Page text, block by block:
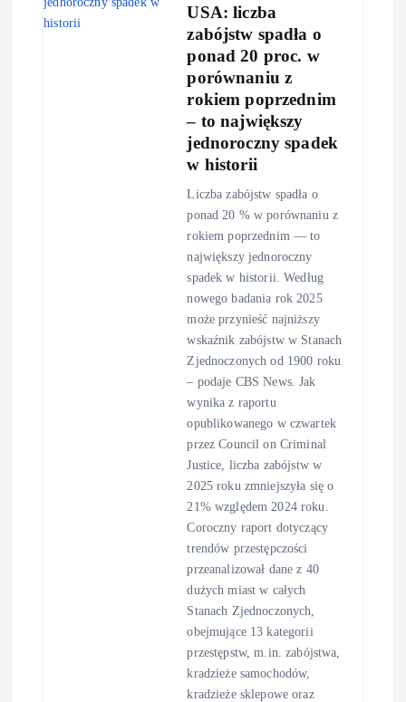
USA: liczba
zabójstw spadła o
ponad 20 proc. w
porównaniu z
rokiem poprzednim
– to największy
jednoroczny spadek
w historii
Liczba zabójstw spadła o
ponad 20 % w porównaniu z
rokiem poprzednim — to
największy jednoroczny
spadek w historii. Według
nowego badania rok 2025
może przynieść najniższy
wskaźnik zabójstw w Stanach
Zjednoczonych od 1900 roku
– podaje CBS News. Jak
wynika z raportu
opublikowanego w czwartek
przez Council on Criminal
Justice, liczba zabójstw w
2025 roku zmniejszyła się o
21% względem 2024 roku.
Coroczny raport dotyczący
trendów przestępczości
przeanalizował dane z 40
dużych miast w całych
Stanach Zjednoczonych,
obejmujące 13 kategorii
przestępstw, m.in. zabójstwa,
kradzieże samochodów,
kradzieże sklepowe oraz